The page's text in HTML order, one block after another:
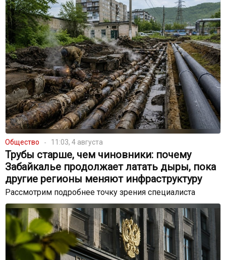
Общество 11:03, 4 августа
Трубы старше, чем чиновники: почему
Забайкалье продолжает латать дыры, пока
другие регионы меняют инфраструктуру
Рассмотрим подробнее точку зрения специалиста